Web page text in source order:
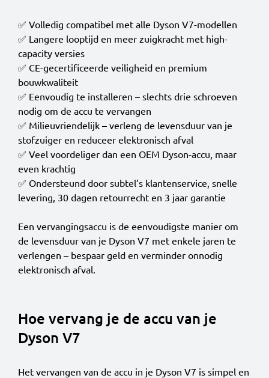
✅ Volledig compatibel met alle Dyson V7-modellen
✅ Langere looptijd en meer zuigkracht met high-
capacity versies
✅ CE-gecertificeerde veiligheid en premium
bouwkwaliteit
✅ Eenvoudig te installeren – slechts drie schroeven
nodig om de accu te vervangen
✅ Milieuvriendelijk – verleng de levensduur van je
stofzuiger en reduceer elektronisch afval
✅ Veel voordeliger dan een OEM Dyson-accu, maar
even krachtig
✅ Ondersteund door subtel’s klantenservice, snelle
levering, 30 dagen retourrecht en 3 jaar garantie
Een vervangingsaccu is de eenvoudigste manier om
de levensduur van je Dyson V7 met enkele jaren te
verlengen – bespaar geld en verminder onnodig
elektronisch afval.
Hoe vervang je de accu van je
Dyson V7
Het vervangen van de accu in je Dyson V7 is simpel en